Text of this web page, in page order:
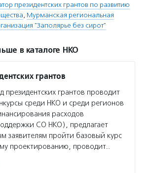
президентских грантов по развитию
, Мурманская региональная
"Заполярье без сирот"
в каталоге НКО
грантов
президентских грантов проводит
среди НКО и среди регионов
расходов
СО НКО), предлагает
заявителям пройти базовый курс
проектированию, проводит…